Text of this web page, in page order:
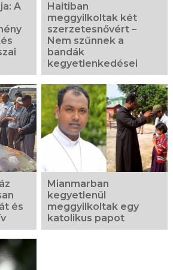
A
Haitiban
meggyilkoltak két
szerzetesnővért –
Nem szűnnek a
bandák
kegyetlenkedései
és
Mianmarban
kegyetlenül
meggyilkoltak egy
katolikus papot